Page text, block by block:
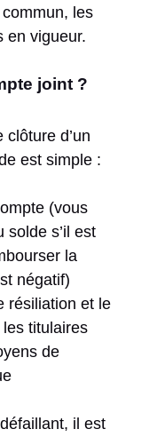
les
en vigueur.
joint ?
d’un
est simple :
(vous
solde s’il est
la
négatif)
résiliation et le
titulaires
de
il est